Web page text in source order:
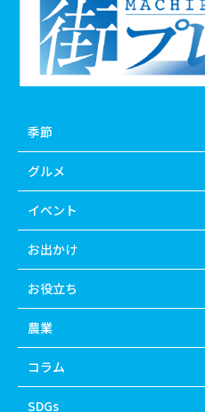
季節
グルメ
イベント
お出かけ
お役立ち
農業
コラム
SDGs